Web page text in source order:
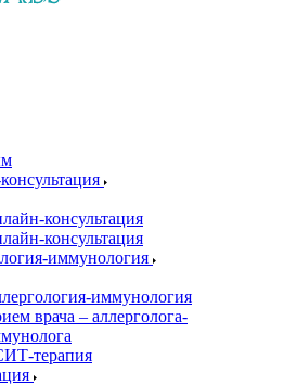
консультация
консультация
иммунология
иммунология
врача – аллерголога-
терапия